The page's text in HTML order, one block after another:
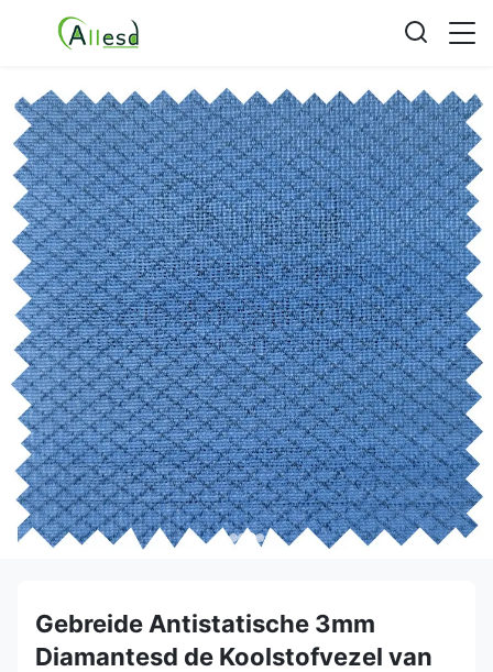
Gebreide Antistatische 3mm
Diamantesd de Koolstofvezel van